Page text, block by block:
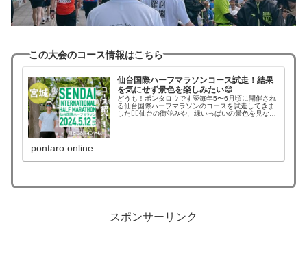
この大会のコース情報はこちら
仙台国際ハーフマラソンコース試走！結果
を気にせず景色を楽しみたい😊
どうも！ポンタロウです🐻毎年5〜6月頃に開催され
る仙台国際ハーフマラソンのコースを試走してきま
した🏃‍♀️仙台の街並みや、緑いっぱいの景色を見なが
pontaro.online
スポンサーリンク